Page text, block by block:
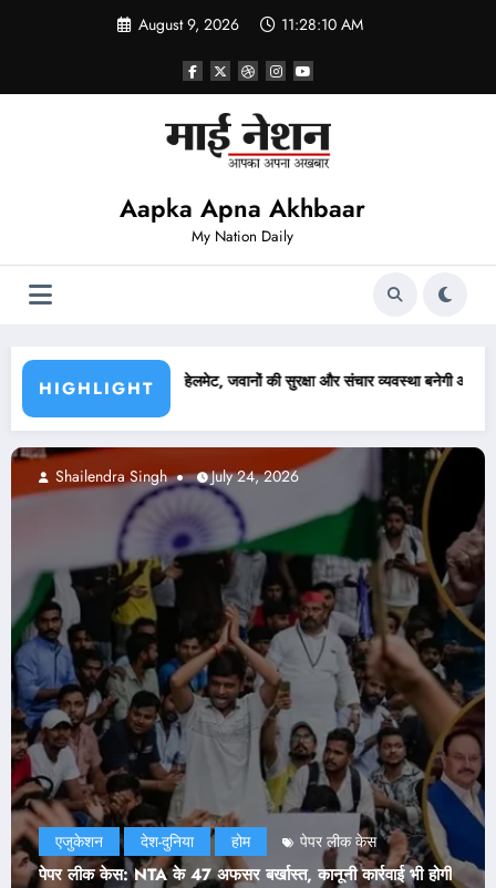
August 9, 2026 11:28:12 AM
Aapka Apna Akhbaar
My Nation Daily
HIGHLIGHT
और संचार व्यवस्था बनेगी आसानलखनऊ में कांग्रेस ने निकाला कैंडल मार्च, अजय राय की
होगी
एजुकेशन दिल्ली देश-दुनिया राजनीति होम
NEET Paper Leak: सरकार ने मानी CJP की दो डिमांड!
ने भी जारी किया बयान
Abhishek pandey July 24, 2026